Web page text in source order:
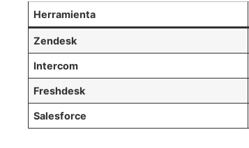
Herramienta
Zendesk
Intercom
Freshdesk
Salesforce